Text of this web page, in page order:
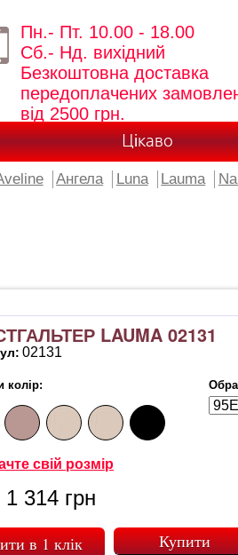
Пн.- Пт. 10.00 - 18.00
Сб.- Нд. вихідний
Безкоштовна доставка
передоплачених
від 2500 грн.
Цікаво
Ангела Luna Lauma
LAUMA 02131
02131
колір:
свій розмір
1 314 грн
в 1 клік